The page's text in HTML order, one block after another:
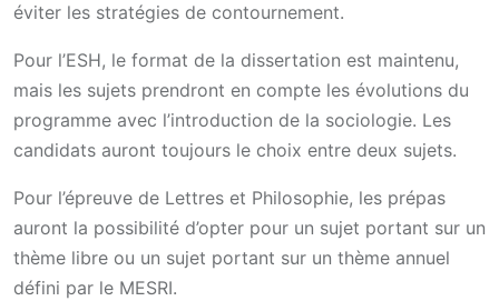
éviter les stratégies de contournement.
Pour l’ESH, le format de la dissertation est maintenu,
mais les sujets prendront en compte les évolutions du
programme avec l’introduction de la sociologie. Les
candidats auront toujours le choix entre deux sujets.
Pour l’épreuve de Lettres et Philosophie, les prépas
auront la possibilité d’opter pour un sujet portant sur un
thème libre ou un sujet portant sur un thème annuel
défini par le MESRI.